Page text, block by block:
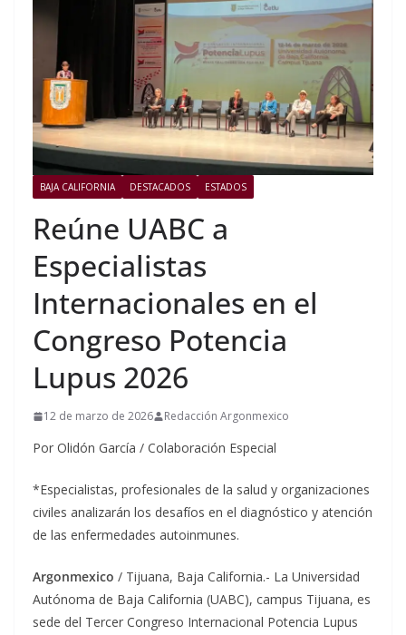
BAJA CALIFORNIA DESTACADOS ESTADOS
Reúne UABC a
Especialistas
Internacionales en el
Congreso Potencia
Lupus 2026
12 de marzo de 2026 Redacción Argonmexico
Por Olidón García / Colaboración Especial
*Especialistas, profesionales de la salud y organizaciones
civiles analizarán los desafíos en el diagnóstico y atención
de las enfermedades autoinmunes.
Argonmexico / Tijuana, Baja California.- La Universidad
Autónoma de Baja California (UABC), campus Tijuana, es
sede del Tercer Congreso Internacional Potencia Lupus